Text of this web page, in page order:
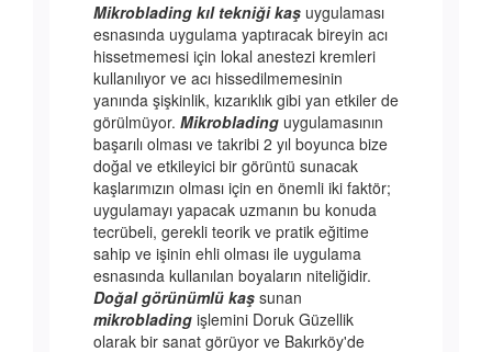
Mikroblading kıl tekniği kaş uygulaması
esnasında uygulama yaptıracak bireyin acı
hissetmemesi için lokal anestezi kremleri
kullanılıyor ve acı hissedilmemesinin
yanında şişkinlik, kızarıklık gibi yan etkiler de
görülmüyor. Mikroblading uygulamasının
başarılı olması ve takribi 2 yıl boyunca bize
doğal ve etkileyici bir görüntü sunacak
kaşlarımızın olması için en önemli iki faktör;
uygulamayı yapacak uzmanın bu konuda
tecrübeli, gerekli teorik ve pratik eğitime
sahip ve işinin ehli olması ile uygulama
esnasında kullanılan boyaların niteliğidir.
Doğal görünümlü kaş sunan
mikroblading işlemini Doruk Güzellik
olarak bir sanat görüyor ve Bakırköy'de